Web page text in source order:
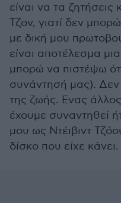
είναι να τα
Τζον, γιατί δεν
με δική μου
είναι αποτέλεσμα
μπορώ να πιστέψω
συνάντησή μας). Δεν
της ζωής. Ενας
έχουμε συναντηθεί
μου ως Ντέιβιντ
δίσκο που είχε